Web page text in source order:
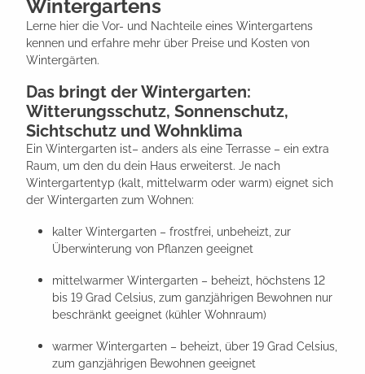
Wintergartens
Lerne hier die Vor- und Nachteile eines Wintergartens
kennen und erfahre mehr über Preise und Kosten von
Wintergärten.
Das bringt der Wintergarten:
Witterungsschutz, Sonnenschutz,
Sichtschutz und Wohnklima
Ein Wintergarten ist– anders als eine Terrasse – ein extra
Raum, um den du dein Haus erweiterst. Je nach
Wintergartentyp (kalt, mittelwarm oder warm) eignet sich
der Wintergarten zum Wohnen:
kalter Wintergarten – frostfrei, unbeheizt, zur
Überwinterung von Pflanzen geeignet
mittelwarmer Wintergarten – beheizt, höchstens 12
bis 19 Grad Celsius, zum ganzjährigen Bewohnen nur
beschränkt geeignet (kühler Wohnraum)
warmer Wintergarten – beheizt, über 19 Grad Celsius,
zum ganzjährigen Bewohnen geeignet